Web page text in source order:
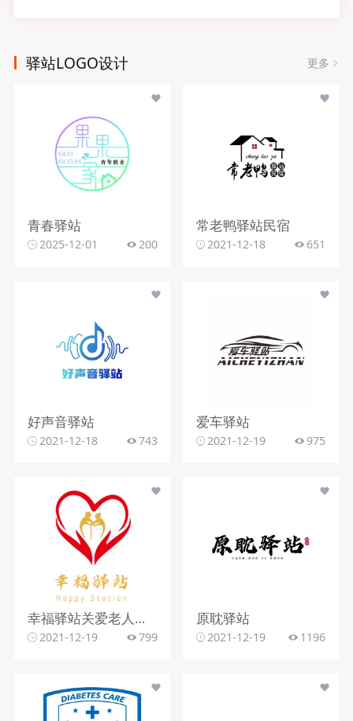
驿站LOGO设计 更多
青春驿站
2025-12-01 200
常老鸭驿站民宿
2021-12-18 651
好声音驿站
2021-12-18 743
爱车驿站
2021-12-19 975
幸福驿站关爱老人项目.zip
2021-12-19 799
原耽驿站
2021-12-19 1196